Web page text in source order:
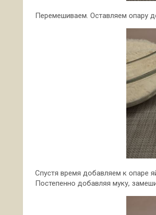
Перемешиваем. Оставляем опару
Спустя время добавляем к опаре
Постепенно добавляя муку,